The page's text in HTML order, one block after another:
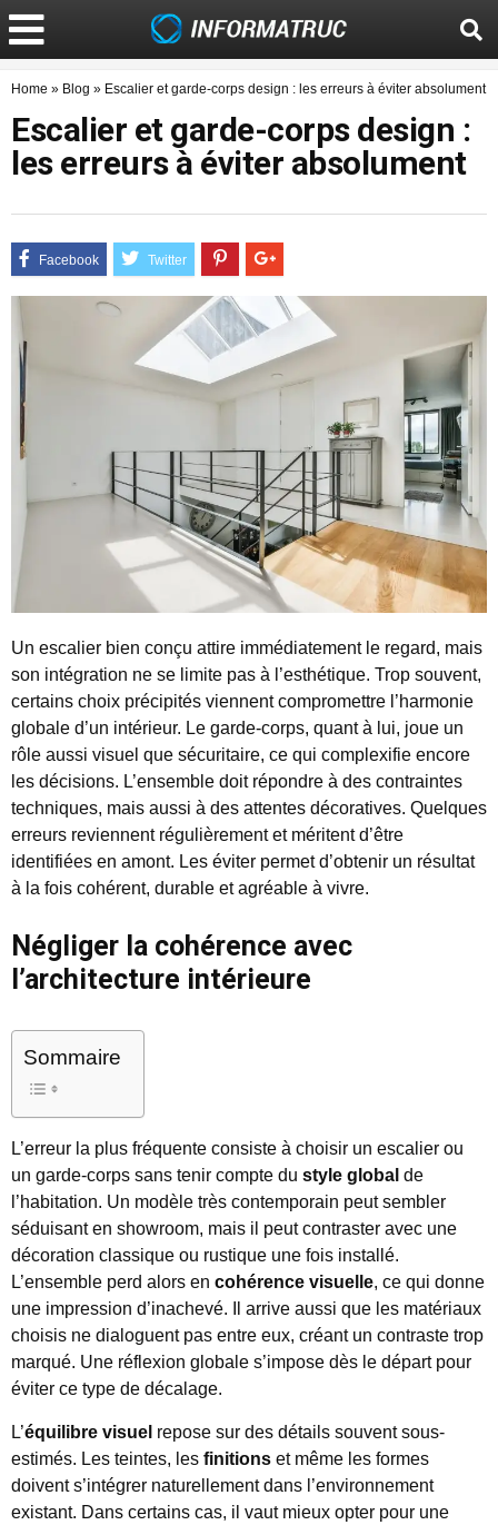
Home » Blog » Escalier et garde-corps design : les erreurs à éviter absolument
Escalier et garde-corps design :
les erreurs à éviter absolument
Un escalier bien conçu attire immédiatement le regard, mais
son intégration ne se limite pas à l’esthétique. Trop souvent,
certains choix précipités viennent compromettre l’harmonie
globale d’un intérieur. Le garde-corps, quant à lui, joue un
rôle aussi visuel que sécuritaire, ce qui complexifie encore
les décisions. L’ensemble doit répondre à des contraintes
techniques, mais aussi à des attentes décoratives. Quelques
erreurs reviennent régulièrement et méritent d’être
identifiées en amont. Les éviter permet d’obtenir un résultat
à la fois cohérent, durable et agréable à vivre.
Négliger la cohérence avec
l’architecture intérieure
Sommaire
L’erreur la plus fréquente consiste à choisir un escalier ou
un garde-corps sans tenir compte du style global de
l’habitation. Un modèle très contemporain peut sembler
séduisant en showroom, mais il peut contraster avec une
décoration classique ou rustique une fois installé.
L’ensemble perd alors en cohérence visuelle, ce qui donne
une impression d’inachevé. Il arrive aussi que les matériaux
choisis ne dialoguent pas entre eux, créant un contraste trop
marqué. Une réflexion globale s’impose dès le départ pour
éviter ce type de décalage.
L’équilibre visuel repose sur des détails souvent sous-
estimés. Les teintes, les finitions et même les formes
doivent s’intégrer naturellement dans l’environnement
existant. Dans certains cas, il vaut mieux opter pour une